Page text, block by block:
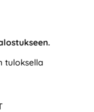
tuloksella